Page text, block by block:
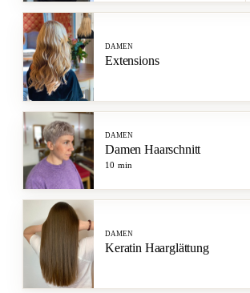
DAMEN
Extensions
DAMEN
Damen Haarschnitt
10 min
DAMEN
Keratin Haarglättung